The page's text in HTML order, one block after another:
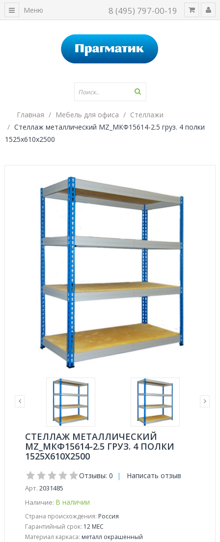
8 (495) 797-00-19
Меню
Главная Мебель для офиса
Стеллажи
Стеллаж металлический MZ_МКФ15614-2.5 груз. 4 полки
1525х610х2500
СТЕЛЛАЖ МЕТАЛЛИЧЕСКИЙ
MZ_МКФ15614-2.5 ГРУЗ. 4 ПОЛКИ
1525Х610Х2500
Отзывы: 0 | Написать отзыв
Арт. 2031485
Наличие: В наличии
Страна происхождения: Россия
Гарантийный срок: 12 МЕС
Материал каркаса: металл окрашенный